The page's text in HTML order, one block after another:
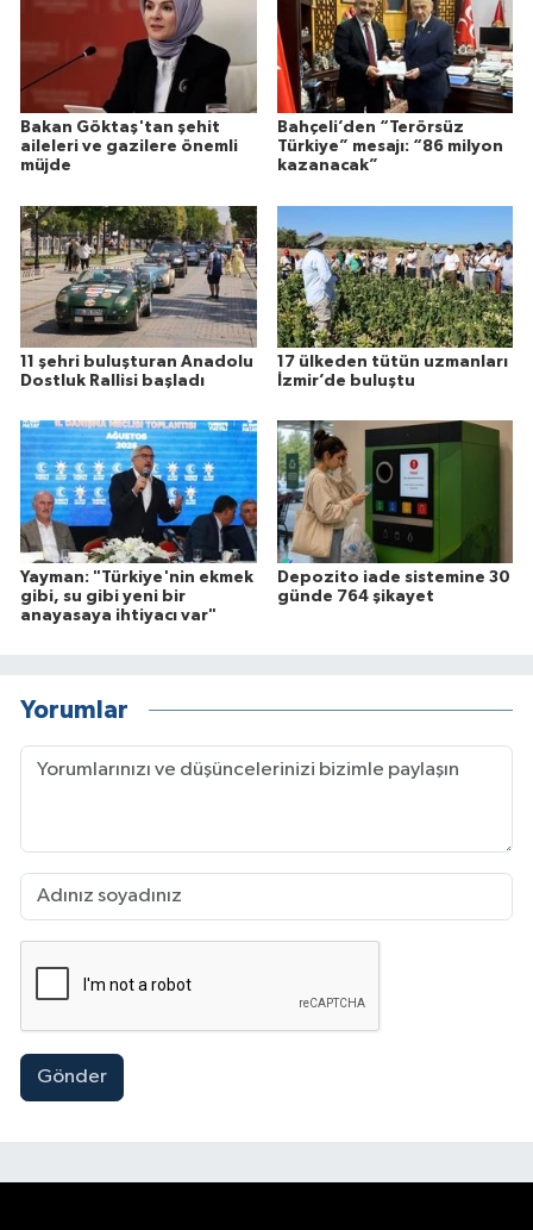
Bakan Göktaş'tan şehit
aileleri ve gazilere önemli
müjde
Bahçeli’den “Terörsüz
Türkiye” mesajı: “86 milyon
kazanacak”
11 şehri buluşturan Anadolu
Dostluk Rallisi başladı
17 ülkeden tütün uzmanları
İzmir’de buluştu
Yayman: "Türkiye'nin ekmek
gibi, su gibi yeni bir
anayasaya ihtiyacı var"
Depozito iade sistemine 30
günde 764 şikayet
Yorumlar
Gönder